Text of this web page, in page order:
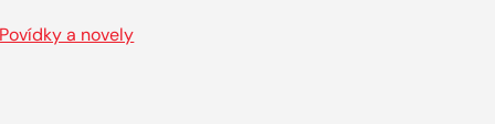
Povídky a novely